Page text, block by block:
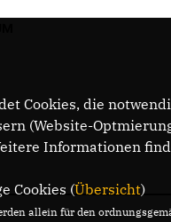
Cookies, die
(Website-
Informationen
Cookies (Übersicht)
allein für den